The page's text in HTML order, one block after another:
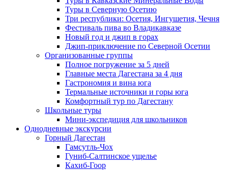
Туры в Северную Осетию
Три республики: Осетия, Ингушетия, Чечня
Фестиваль пива во Владикавказе
Новый год и джип в горах
Джип-приключение по Северной Осетии
Организованные группы
Полное погружение за 5 дней
Главные места Дагестана за 4 дня
Гастрономия и вина юга
Термальные источники и горы юга
Комфортный тур по Дагестану
Школьные туры
Мини-экспедиция для школьников
Однодневные экскурсии
Горный Дагестан
Гамсутль-Чох
Гуниб-Салтинское ущелье
Кахиб-Гоор